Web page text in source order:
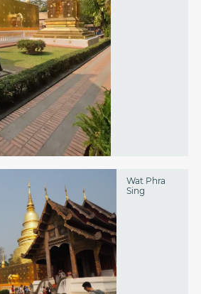
Wat Phra
Sing